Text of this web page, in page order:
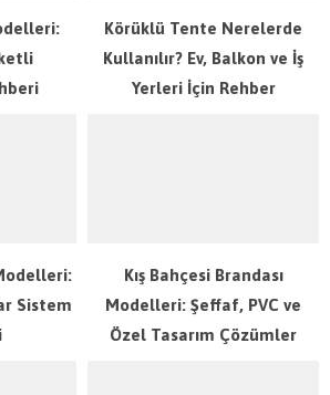
Körüklü Tente Nerelerde
Kullanılır? Ev, Balkon ve İş
Yerleri İçin Rehber
Sistem
Kış Bahçesi Brandası
Modelleri: Şeffaf, PVC ve
Özel Tasarım Çözümler